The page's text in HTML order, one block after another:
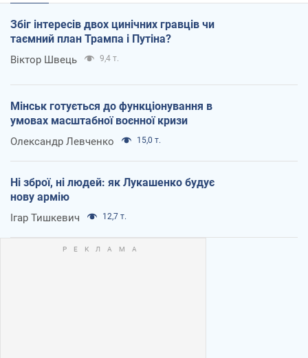
Збіг інтересів двох цинічних гравців чи
таємний план Трампа і Путіна?
Віктор Швець 9,4 т.
Мінськ готується до функціонування в
умовах масштабної воєнної кризи
Олександр Левченко 15,0 т.
Ні зброї, ні людей: як Лукашенко будує
нову армію
Ігар Тишкевич 12,7 т.